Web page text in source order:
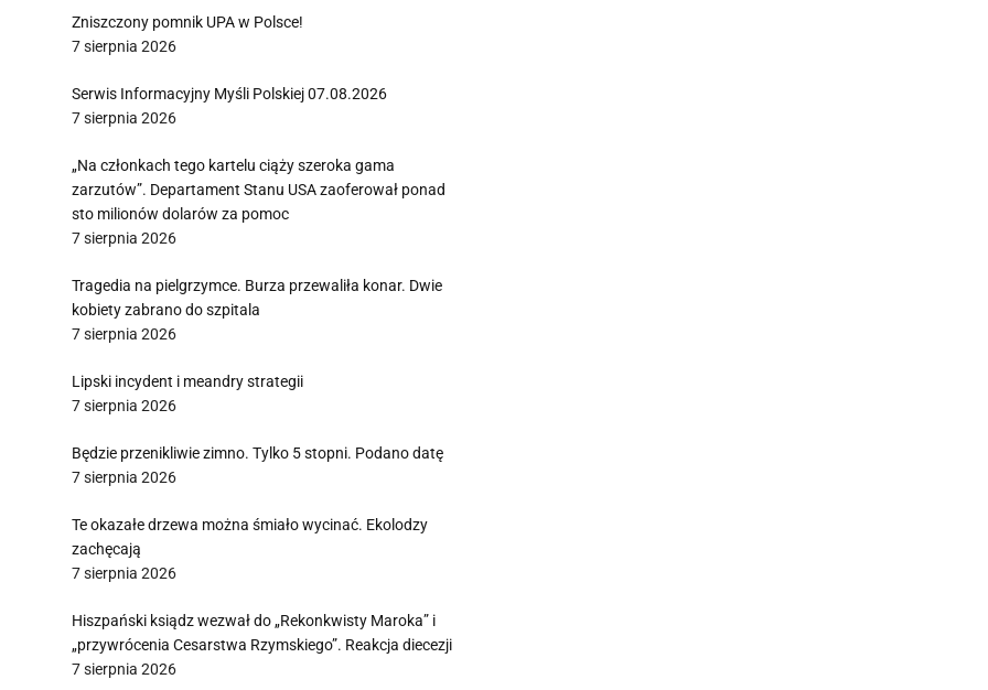
Zniszczony pomnik UPA w Polsce!
7 sierpnia 2026
Serwis Informacyjny Myśli Polskiej 07.08.2026
7 sierpnia 2026
„Na członkach tego kartelu ciąży szeroka gama
zarzutów”. Departament Stanu USA zaoferował ponad
sto milionów dolarów za pomoc
7 sierpnia 2026
Tragedia na pielgrzymce. Burza przewaliła konar. Dwie
kobiety zabrano do szpitala
7 sierpnia 2026
Lipski incydent i meandry strategii
7 sierpnia 2026
Będzie przenikliwie zimno. Tylko 5 stopni. Podano datę
7 sierpnia 2026
Te okazałe drzewa można śmiało wycinać. Ekolodzy
zachęcają
7 sierpnia 2026
Hiszpański ksiądz wezwał do „Rekonkwisty Maroka” i
„przywrócenia Cesarstwa Rzymskiego”. Reakcja diecezji
7 sierpnia 2026